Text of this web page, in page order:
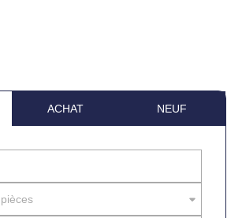
ACHAT NEUF